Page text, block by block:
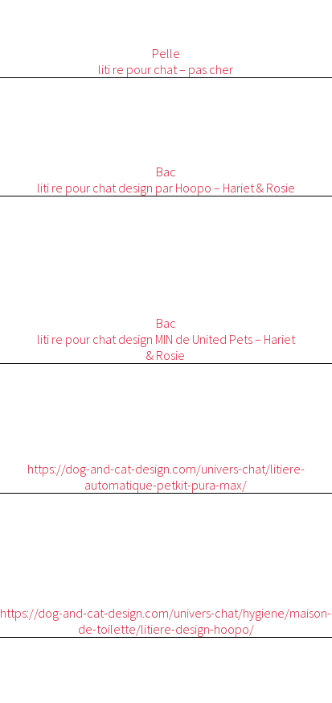
Pelle
liti re pour chat – pas cher
Bac
liti re pour chat design par Hoopo – Hariet& Rosie
Bac
liti re pour chat design MIN de United Pets – Hariet
& Rosie
https://dog-and-cat-design.com/univers-chat/litiere-
automatique-petkit-pura-max/
https://dog-and-cat-design.com/univers-chat/hygiene/maison-
de-toilette/litiere-design-hoopo/